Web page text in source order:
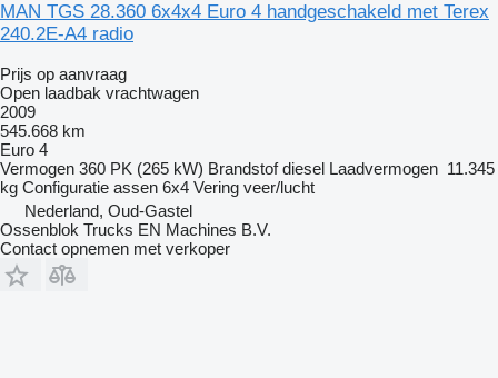
MAN TGS 28.360 6x4x4 Euro 4 handgeschakeld met Terex
240.2E-A4 radio
Prijs op aanvraag
Open laadbak vrachtwagen
2009
545.668 km
Euro 4
Vermogen 360 PK (265 kW) Brandstof diesel Laadvermogen 11.345
kg Configuratie assen 6x4 Vering veer/lucht
Nederland, Oud-Gastel
Ossenblok Trucks EN Machines B.V.
Contact opnemen met verkoper